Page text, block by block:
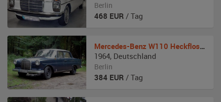
Berlin
468 EUR / Tag
Mercedes-Benz W110 Heckflosse Diesel
1964, Deutschland
Berlin
384 EUR / Tag